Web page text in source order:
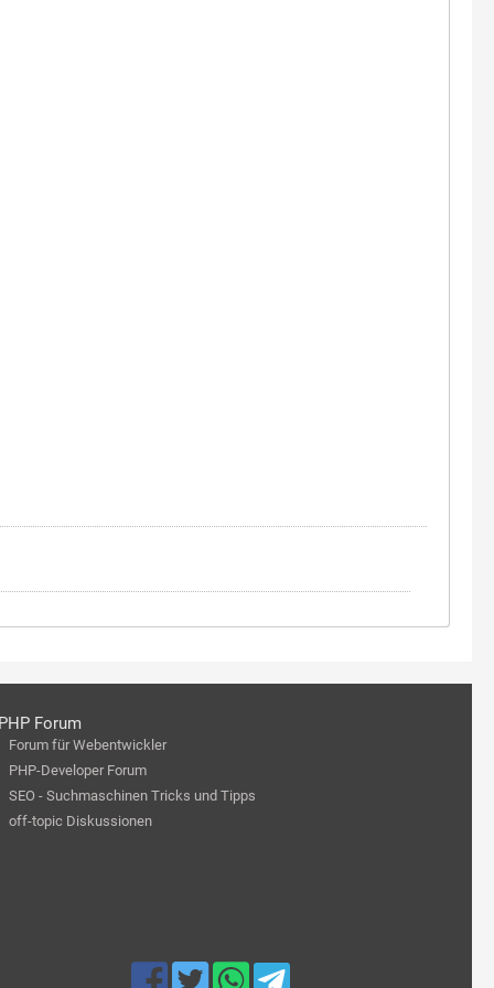
Forum
Forum für Webentwickler
PHP-Developer Forum
SEO - Suchmaschinen Tricks und Tipps
off-topic Diskussionen